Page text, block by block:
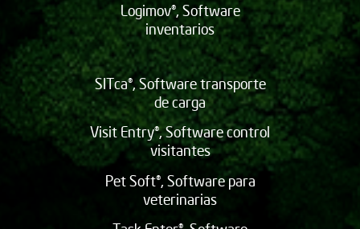
Logimov®, Software
inventarios
SITca®, Software transporte
de carga
Visit Entry®, Software control
visitantes
Pet Soft®, Software para
veterinarias